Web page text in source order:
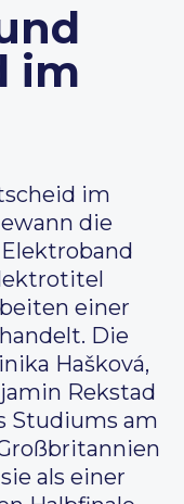
im
im
die
einer
Die
Hašková,
Rekstad
Studiums am
als einer